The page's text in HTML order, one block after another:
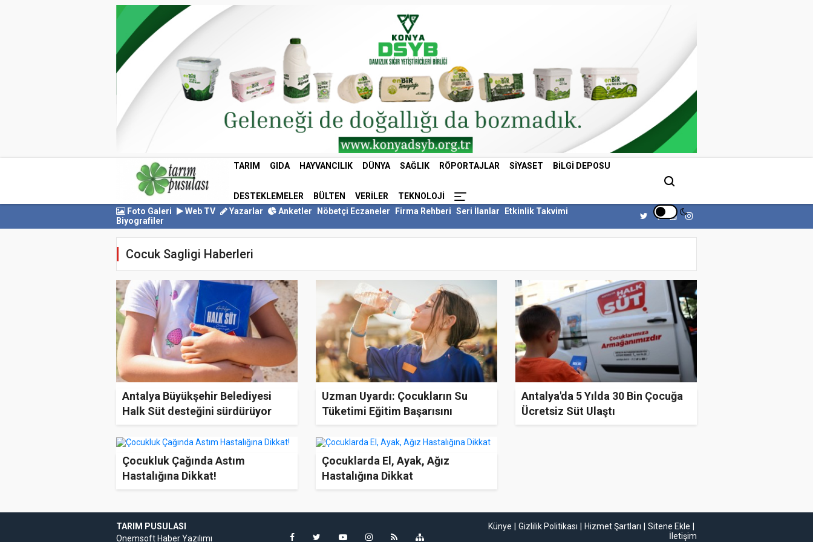
TARIM GIDA HAYVANCILIK DÜNYA SAĞLIK RÖPORTAJLAR SIYASET BILGI DEPOSU
DESTEKLEMELER BÜLTEN VERILER
TEKNOLOJI
Foto Galeri
Web TV Yazarlar Anketler Nöbetçi Eczaneler Firma Rehberi Seri İlanlar
Etkinlik Takvimi
Biyografiler
Cocuk Sagligi Haberleri
Antalya Büyükşehir Belediyesi
Halk Süt desteğini sürdürüyor
Uzman Uyardı: Çocukların Su
Tüketimi Eğitim Başarısını
Doğrudan Etkiliyor
Antalya'da 5 Yılda 30 Bin Çocuğa
Ücretsiz Süt Ulaştı
Çocukluk Çağında Astım
Hastalığına Dikkat!
Çocuklarda El, Ayak, Ağız
Hastalığına Dikkat
TARIM PUSULASI
Onemsoft Haber Yazılımı
Künye Gizlilik Politikası Hizmet Şartları
Sitene Ekle
İletişim